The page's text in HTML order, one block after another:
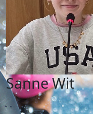
Sanne Wit